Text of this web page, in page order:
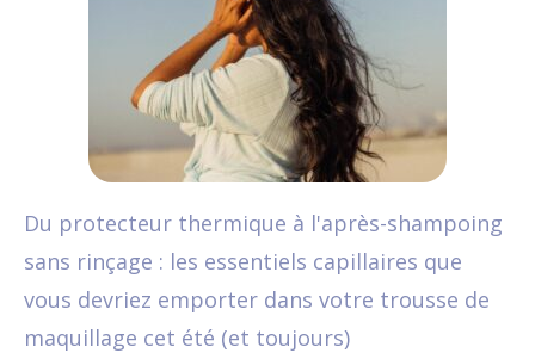
Du protecteur thermique à l'après-shampoing
sans rinçage : les essentiels capillaires que
vous devriez emporter dans votre trousse de
maquillage cet été (et toujours)